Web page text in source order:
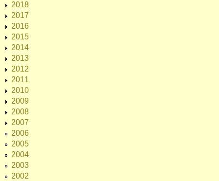
2018
2017
2016
2015
2014
2013
2012
2011
2010
2009
2008
2007
2006
2005
2004
2003
2002